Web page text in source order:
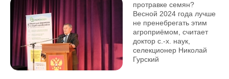
протравке семян?
Весной 2024 года лучше
не пренебрегать этим
агроприёмом, считает
доктор с.-х. наук,
селекционер Николай
Гурский